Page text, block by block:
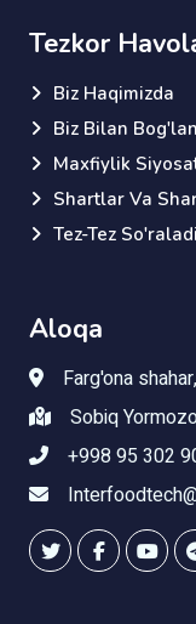
Tezkor
Biz Haqimizda
Biz Bilan
Maxfiylik
Shartlar Va
Tez-Tez
Aloqa
Farg'ona
Sobiq
+998 95 302